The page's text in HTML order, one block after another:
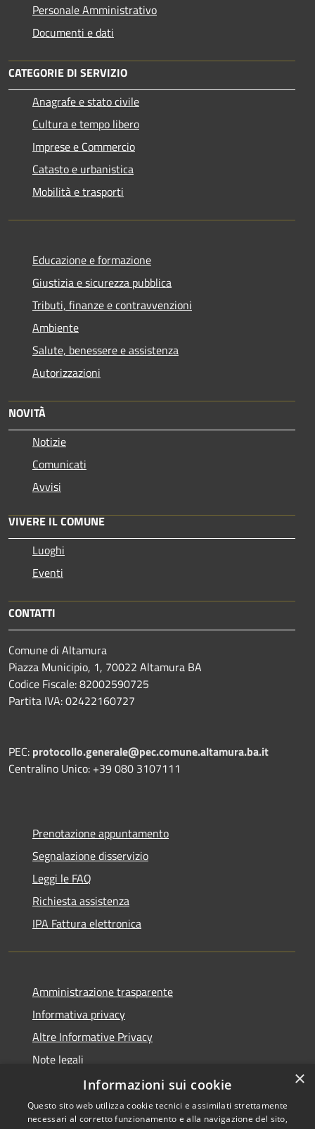
Personale Amministrativo
Documenti e dati
CATEGORIE DI SERVIZIO
Anagrafe e stato civile
Cultura e tempo libero
Imprese e Commercio
Catasto e urbanistica
Mobilità e trasporti
Educazione e formazione
Giustizia e sicurezza pubblica
Tributi, finanze e contravvenzioni
Ambiente
Salute, benessere e assistenza
Autorizzazioni
NOVITÀ
Notizie
Comunicati
Avvisi
VIVERE IL COMUNE
Luoghi
Eventi
CONTATTI
Comune di Altamura
Piazza Municipio, 1, 70022 Altamura BA
Codice Fiscale: 82002590725
Partita IVA: 02422160727
PEC: protocollo.generale@pec.comune.altamura.ba.it
Centralino Unico: +39 080 3107111
Prenotazione appuntamento
Segnalazione disservizio
Leggi le FAQ
Richiesta assistenza
IPA Fattura elettronica
Amministrazione trasparente
Informativa privacy
Altre Informative Privacy
Note legali
Dichiarazione di accessibilità
×
Informazioni sui cookie
Questo sito web utilizza cookie tecnici e assimilati strettamente
necessari al corretto funzionamento e alla navigazione del sito,